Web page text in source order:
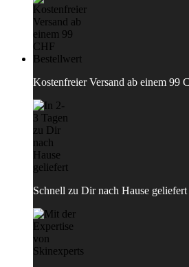
Kostenfreier Versand ab einem 99
Schnell zu Dir nach Hause geliefert